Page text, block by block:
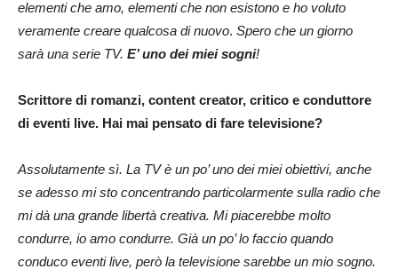
elementi che amo, elementi che non esistono e ho voluto
veramente creare qualcosa di nuovo. Spero che un giorno
sarà una serie TV. E’ uno dei miei sogni!
Scrittore di romanzi, content creator, critico e conduttore
di eventi live. Hai mai pensato di fare televisione?
Assolutamente sì. La TV è un po’ uno dei miei obiettivi, anche
se adesso mi sto concentrando particolarmente sulla radio che
mi dà una grande libertà creativa. Mi piacerebbe molto
condurre, io amo condurre. Già un po’ lo faccio quando
conduco eventi live, però la televisione sarebbe un mio sogno.